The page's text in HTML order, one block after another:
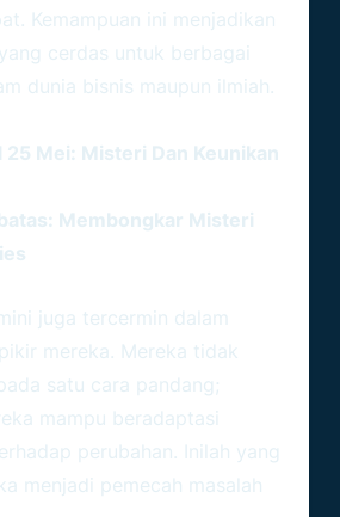
Kemampuan ini menjadikan
cerdas untuk berbagai
dunia bisnis maupun ilmiah.
25 Mei: Misteri Dan Keunikan
Membongkar Misteri
juga tercermin dalam
mereka. Mereka tidak
satu cara pandang;
mampu beradaptasi
perubahan. Inilah yang
menjadi pemecah masalah